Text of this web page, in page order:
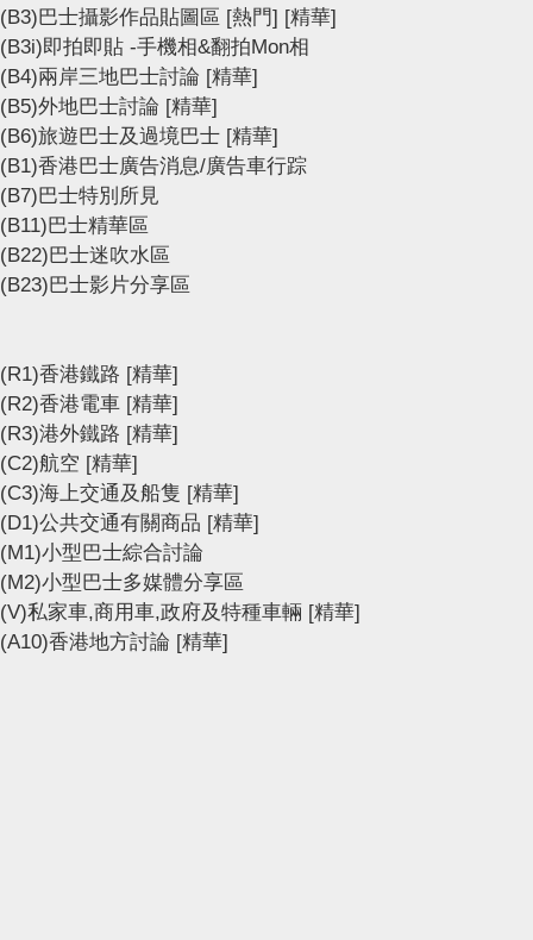
(B3)巴士攝影作品貼圖區 [熱門] [精華]
(B3i)即拍即貼 -手機相&翻拍Mon相
(B4)兩岸三地巴士討論 [精華]
(B5)外地巴士討論 [精華]
(B6)旅遊巴士及過境巴士 [精華]
(B1)香港巴士廣告消息/廣告車行踪
(B7)巴士特別所見
(B11)巴士精華區
(B22)巴士迷吹水區
(B23)巴士影片分享區
(R1)香港鐵路 [精華]
(R2)香港電車 [精華]
(R3)港外鐵路 [精華]
(C2)航空 [精華]
(C3)海上交通及船隻 [精華]
(D1)公共交通有關商品 [精華]
(M1)小型巴士綜合討論
(M2)小型巴士多媒體分享區
(V)私家車,商用車,政府及特種車輛 [精華]
(A10)香港地方討論 [精華]